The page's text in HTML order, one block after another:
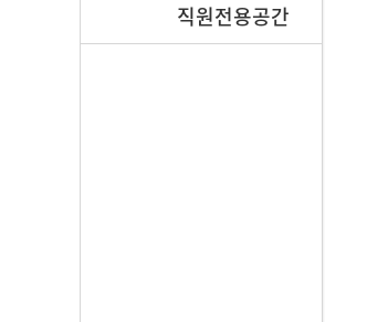
직원전용공간